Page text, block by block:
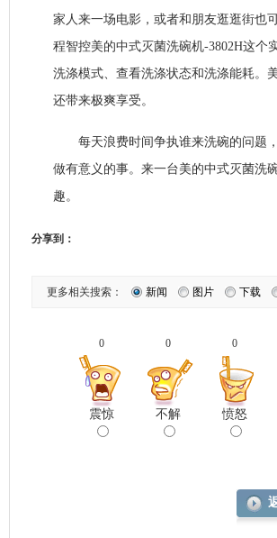
家人来一场电影，或者和朋友逛逛街也
程智控美的中式灭菌洗碗机-3802H这个
洗涤模式、查看洗涤状态和洗涤能耗。
还带来极爽享受。
每天浪费时间争执谁来洗碗的问题，
做有意义的事。来一台美的中式灭菌洗
趣。
分享到：
更多相关搜索： 新闻 图片 下载
0
震惊
0
不解
0
愤怒